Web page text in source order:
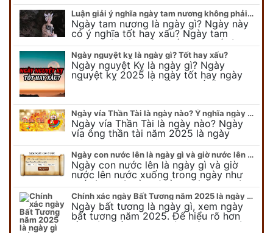
mắn ? Khi…
Luận giải ý nghĩa ngày tam nương không phải ai cũng biết
Ngày tam nương là ngày gì? Ngày này
có ý nghĩa tốt hay xấu? Ngày tam
nương sát có nguồn gốc như thế nào?
Cần kiêng kỵ điều gì khi…
Ngày nguyệt kỵ là ngày gì? Tốt hay xấu?
Ngày nguyệt Kỵ là ngày gì? Ngày
nguyệt kỵ 2025 là ngày tốt hay ngày
xấu, xem ngay để biết chi tiết ý nghĩa
Ngày vía Thần Tài là ngày nào? Ý nghĩa ngày vía Thần Tài năm 2025
Ngày vía Thần Tài là ngày nào? Ngày
vía ông thần tài năm 2025 là ngày
mùng 10 âm lịch hàng tháng. Tại sao
trong ngày này, tất cả mọi…
Ngày con nước lên là ngày gì và giờ nước lên nước xuống trong ngày?
Ngày con nước lên là ngày gì và giờ
nước lên nước xuống trong ngày như
thế nào? Có điều gì cần chú ý về ngày
con nước lên? Đừng…
Chính xác ngày Bất Tương năm 2025 là ngày gì mà cực ít người biết
Ngày bất tương là ngày gì, xem ngày
bất tương năm 2025. Để hiểu rõ hơn
về ngày bất tương, ngày bất tương là